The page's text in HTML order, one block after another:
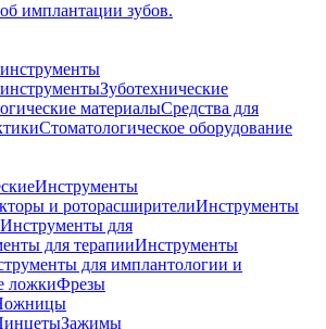
имплантации зубов.
Зуботехнические
материалыСредства для
Стоматологическое оборудование
Инструменты
и роторасширителиИнструменты
Инструменты для
для терапииИнструменты
для имплантологии и
ложкиФрезы
Зажимы